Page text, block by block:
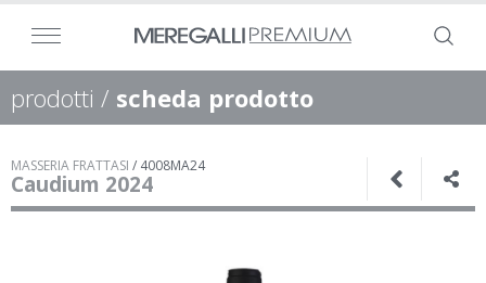
prodotti / scheda prodotto
MASSERIA FRATTASI / 4008MA24
Caudium 2024